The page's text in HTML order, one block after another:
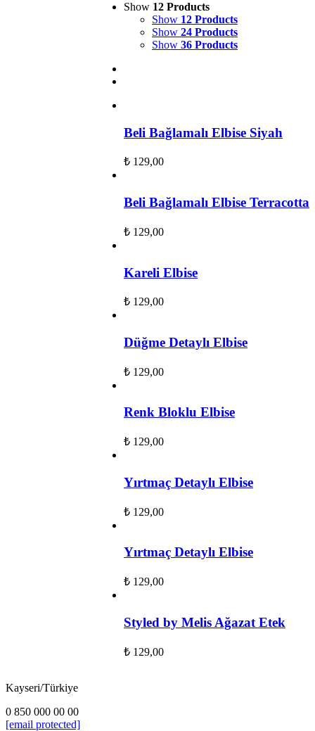
Show 12 Products
Show 12 Products
Show 24 Products
Show 36 Products
Beli Bağlamalı Elbise Siyah
₺ 129,00
Beli Bağlamalı Elbise Terracotta
₺ 129,00
Kareli Elbise
₺ 129,00
Düğme Detaylı Elbise
₺ 129,00
Renk Bloklu Elbise
₺ 129,00
Yırtmaç Detaylı Elbise
₺ 129,00
Yırtmaç Detaylı Elbise
₺ 129,00
Styled by Melis Ağazat Etek
₺ 129,00
Kayseri/Türkiye
0 850 000 00 00
[email protected]